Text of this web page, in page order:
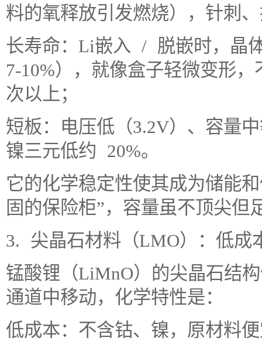
料的氧释放引发燃烧），针刺
长寿命：Li嵌入 / 脱嵌时，晶
7-10%），就像盒子轻微变形
次以上；
短板：电压低（3.2V）、容量
镍三元低约 20%。
它的化学稳定性使其成为储能
固的保险柜”，容量虽不顶尖但
3. 尖晶石材料（LMO）：低成
锰酸锂（LiMnO）的尖晶石结
通道中移动，化学特性是：
低成本：不含钴、镍，原材料